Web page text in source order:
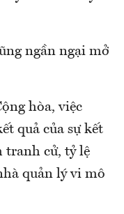
ngần ngại mở
hòa, việc
quả của sự kết
tranh cử, tỷ lệ
quản lý vi mô